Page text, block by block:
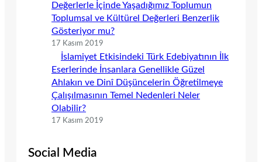
Değerlerle İçinde Yaşadığımız Toplumun
Toplumsal ve Kültürel Değerleri Benzerlik
Gösteriyor mu?
17 Kasım 2019
İslamiyet Etkisindeki Türk Edebiyatının İlk
Eserlerinde İnsanlara Genellikle Güzel
Ahlakın ve Dinî Düşüncelerin Öğretilmeye
Çalışılmasının Temel Nedenleri Neler
Olabilir?
17 Kasım 2019
Social Media